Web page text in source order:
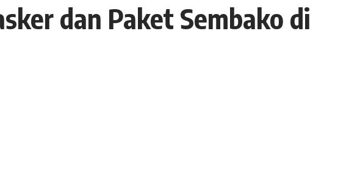
dan Paket Sembako di